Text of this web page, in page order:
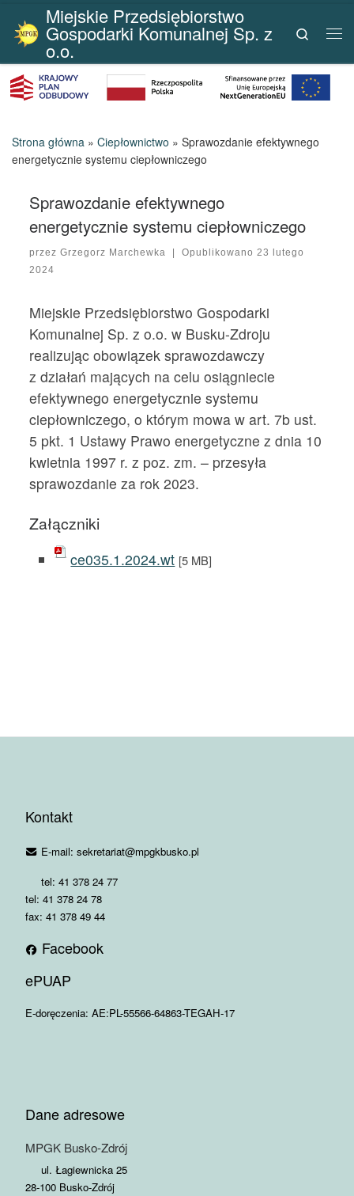
Przejdź do treści
Miejskie Przedsiębiorstwo
Gospodarki Komunalnej Sp. z
o.o.
Search
Strona główna » Ciepłownictwo » Sprawozdanie efektywnego
energetycznie systemu ciepłowniczego
Sprawozdanie efektywnego
energetycznie systemu ciepłowniczego
przezGrzegorz Marchewka | Opublikowano 23 lutego
2024
Miejskie Przedsiębiorstwo Gospodarki
Komunalnej Sp. z o.o. w Busku-Zdroju
realizując obowiązek sprawozdawczy
z działań mających na celu osiągniecie
efektywnego energetycznie systemu
ciepłowniczego, o którym mowa w art. 7b ust.
5 pkt. 1 Ustawy Prawo energetyczne z dnia 10
kwietnia 1997 r. z poz. zm. – przesyła
sprawozdanie za rok 2023.
Załączniki
ce035.1.2024.wt [5 MB]
Kontakt
E-mail: sekretariat@mpgkbusko.pl
tel: 41 378 24 77
tel: 41 378 24 78
fax: 41 378 49 44
Facebook
ePUAP
E-doręczenia: AE:PL-55566-64863-TEGAH-17
Dane adresowe
MPGK Busko-Zdrój
ul. Łagiewnicka 25
28-100 Busko-Zdrój